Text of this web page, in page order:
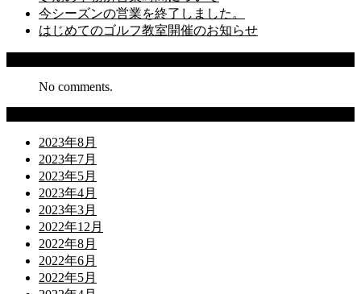
今シーズンの営業を終了しました。
はじめてのゴルフ教室開催のお知らせ
No comments.
2023年8月
2023年7月
2023年5月
2023年4月
2023年3月
2022年12月
2022年8月
2022年6月
2022年5月